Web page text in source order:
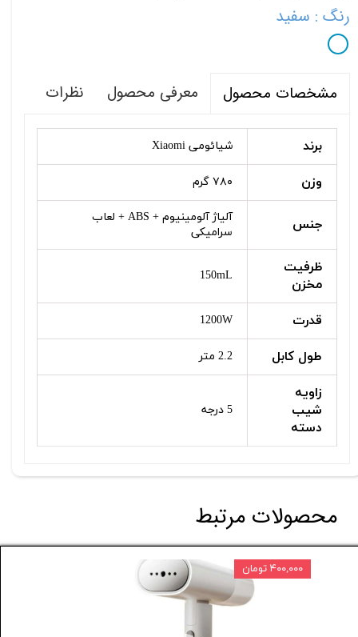
رنگ : سفید
مشخصات محصول معرفی محصول نظرات
برند شیائومی Xiaomi
وزن ۷۸۰ گرم
جنس
آلیاژ آلومینیوم + ABS + لعاب
سرامیکی
ظرفیت
مخزن
150mL
قدرت 1200W
طول کابل 2.2 متر
زاویه
شیب
دسته
5 درجه
محصولات مرتبط
۴۰۰,۰۰۰ تومان